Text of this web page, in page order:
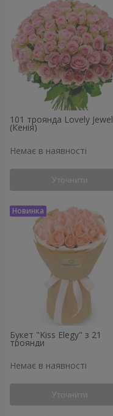
101 троянда Lovely Jewel
(Кенія)
Немає в наявності
Уточнити
Букет "Kiss Elegy" з 21
троянди
Немає в наявності
Уточнити